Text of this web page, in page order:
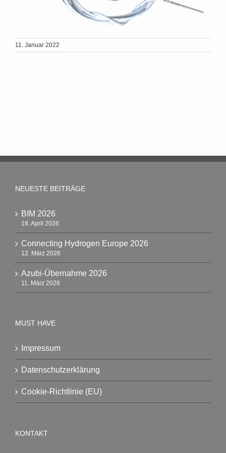
11. Januar 2022
NEUESTE BEITRÄGE
BIM 2026
18. April 2026
Connecting Hydrogen Europe 2026
12. März 2026
Azubi-Übernahme 2026
11. März 2026
MUST HAVE
Impressum
Datenschutzerklärung
Cookie-Richtlinie (EU)
KONTAKT